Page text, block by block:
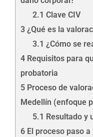
2.1 Clave CIV
3 ¿Qué es la
3.1 ¿Cómo se
4 Requisitos para
probatoria
5 Proceso de
Medellín (enfoque
5.1 Resultado y
6 El proceso paso